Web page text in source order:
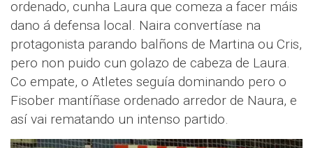
ordenado, cunha Laura que comeza a facer máis
dano á defensa local. Naira convertíase na
protagonista parando balñons de Martina ou Cris,
pero non puido cun golazo de cabeza de Laura.
Co empate, o Atletes seguía dominando pero o
Fisober mantíñase ordenado arredor de Naura, e
así vai rematando un intenso partido.